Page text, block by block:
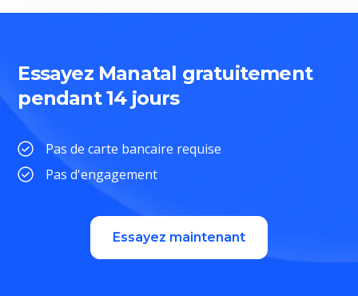
Essayez Manatal gratuitement
pendant 14 jours
Pas de carte bancaire requise
Pas d'engagement
Essayez maintenant